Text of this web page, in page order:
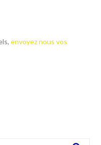
envoyez nous vos